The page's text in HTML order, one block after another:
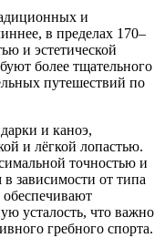
и
в пределах 170–
и эстетической
более тщательного
путешествий по
и каноэ,
и лёгкой лопастью.
точностью и
зависимости от типа
обеспечивают
усталость, что важно
гребного спорта.